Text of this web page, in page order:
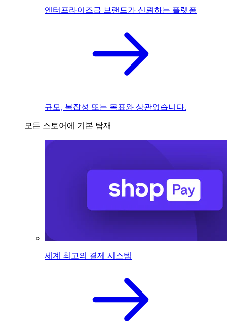
엔터프라이즈급 브랜드가 신뢰하는 플랫폼
규모, 복잡성 또는 목표와 상관없습니다.
모든 스토어에 기본 탑재
세계 최고의 결제 시스템